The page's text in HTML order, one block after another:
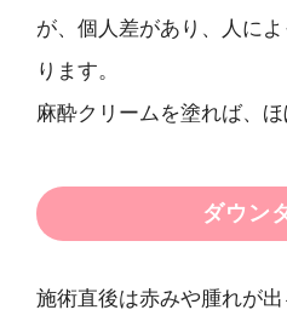
が、個人差があり、人に
ります。
麻酔クリームを塗れば、ほ
ダウン
施術直後は赤みや腫れが出